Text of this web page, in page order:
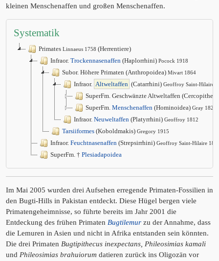
kleinen Menschenaffen und großen Menschenaffen.
Systematik
Primates Linnaeus 1758 (Herrentiere)
Infraor. Trockennasenaffen (Haplorrhini) Pocock 1918
Subor. Höhere Primaten (Anthropoidea) Mivart 1864
Infraor. Altweltaffen (Catarrhini) Geoffroy Saint-Hilaire
SuperFm. Geschwänzte Altweltaffen
SuperFm. Menschenaffen (Hominoidea) Gray 1825
Infraor. Neuweltaffen (Platyrrhini) Geoffroy 1812
Tarsiiformes (Koboldmakis) Gregory 1915
Infraor. Feuchtnasenaffen (Strepsirrhini) Geoffroy Saint-Hilaire
SuperFm. † Plesiadapoidea
Im Mai 2005 wurden drei Aufsehen erregende Primaten-Fossilien in
den Bugti-Hills in Pakistan entdeckt. Diese Hügel bergen viele
Primatengeheimnisse, so führte bereits im Jahr 2001 die
Entdeckung des frühen Primaten Bugtilemur zu der Annahme, dass
die Lemuren in Asien und nicht in Afrika entstanden sein könnten.
Die drei Primaten Bugtipithecus inexpectans, Phileosimias kamali
und Phileosimias brahuiorum datieren zurück ins Oligozän vor